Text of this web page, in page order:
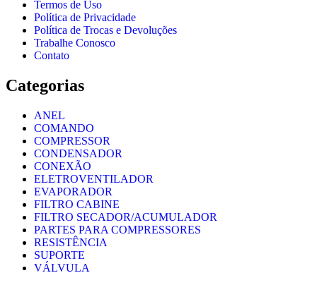
Termos de Uso
Política de Privacidade
Política de Trocas e Devoluções
Trabalhe Conosco
Contato
Categorias
ANEL
COMANDO
COMPRESSOR
CONDENSADOR
CONEXÃO
ELETROVENTILADOR
EVAPORADOR
FILTRO CABINE
FILTRO SECADOR/ACUMULADOR
PARTES PARA COMPRESSORES
RESISTÊNCIA
SUPORTE
VÁLVULA